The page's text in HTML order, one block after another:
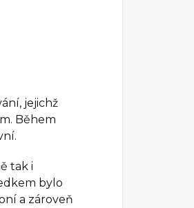
jejichž
Během
tak i
bylo
a zároveň